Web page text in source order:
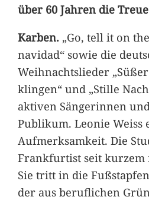
über 60 Jahren die
Karben.„Go, tell it on
navidad“ sowie die
Weihnachtslieder
klingen“ und „Stille
aktiven Sängerinnen
Publikum. Leonie Weiss
Aufmerksamkeit. Die
Frankfurtist seit kurzem
Sie tritt in die
der aus beruflichen